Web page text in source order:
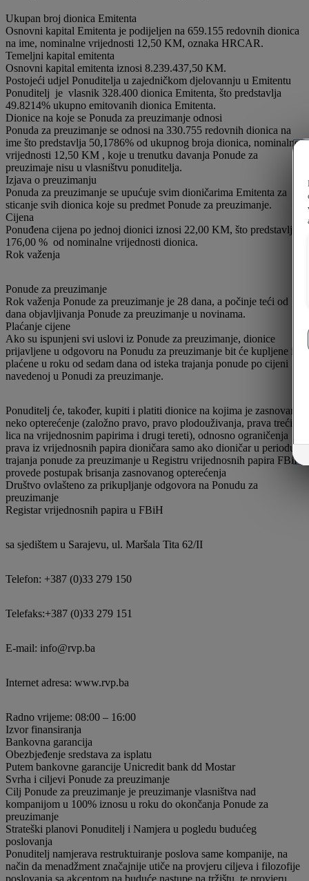
Ukupan broj dionica Emitenta
Osnovni kapital Emitenta je podijeljen na 659.155 redovnih dionica
na ime, nominalne vrijednosti 12,50 KM, oznaka HRCAR.
Temeljni kapital emitenta
Osnovni kapital emitenta iznosi 8.239.437,50 KM.
Postojeći udjel Ponuditelja u zajedničkom djelovannju u Emitentu
Ponuditelj je vlasnik 328.400 dionica Emitenta, što predstavlja
49.8214% ukupno emitovanih dionica Emitenta.
Dionice na koje se Ponuda za preuzimanje odnosi
Ponuda za preuzimanje se odnosi na 330.755 redovnih dionica na
ime što predstavlja 50,1786% od ukupnog broja dionica, nominalne
vrijednosti 12,50 KM , koje u trenutku davanja Ponude za
preuzimaje nisu u vlasništvu ponuditelja.
Izjava o preuzimanju
Ponuda za preuzimanje se upućuje svim dioničarima Emitenta za
sticanje svih dionica koje su predmet Ponude za preuzimanje.
Cijena
Ponuđena cijena po jednoj dionici iznosi 22,00 KM, što predstavlja
176,00 % od nominalne vrijednosti dionica.
Rok važenja
Ponude za preuzimanje
Rok važenja Ponude za preuzimanje je 28 dana, a počinje teći od
dana objavljivanja Ponude za preuzimanje u novinama.
Plaćanje cijene
Ako su ispunjeni svi uslovi iz Ponude za preuzimanje, dionice
prijavljene u odgovoru na Ponudu za preuzimanje bit će kupljene i
plaćene u roku od sedam dana od isteka trajanja ponude po cijeni
navedenoj u Ponudi za preuzimanje.
Ponuditelj će, također, kupiti i platiti dionice na kojima je zasnovano
neko opterećenje (založno pravo, pravo plodouživanja, prava trećih
lica na vrijednosnim papirima i drugi tereti), odnosno ograničenja
prava iz vrijednosnih papira dioničara samo ako dioničar u periodu
trajanja ponude za preuzimanje u Registru vrijednosnih papira FBiH
provede postupak brisanja zasnovanog opterećenja
Društvo ovlašteno za prikupljanje odgovora na Ponudu za
preuzimanje
Registar vrijednosnih papira u FBiH
sa sjedištem u Sarajevu, ul. Maršala Tita 62/II
Telefon: +387 (0)33 279 150
Telefaks:+387 (0)33 279 151
E-mail: info@rvp.ba
Internet adresa: www.rvp.ba
Radno vrijeme: 08:00 – 16:00
Izvor finansiranja
Bankovna garancija
Obezbjeđenje sredstava za isplatu
Putem bankovne garancije Unicredit bank dd Mostar
Svrha i ciljevi Ponude za preuzimanje
Cilj Ponude za preuzimanje je preuzimanje vlasništva nad
kompanijom u 100% iznosu u roku do okončanja Ponude za
preuzimanje
Strateški planovi Ponuditelj i Namjera u pogledu budućeg
poslovanja
Ponuditelj namjerava restruktuiranje poslova same kompanije, na
način da menadžment značajnije utiče na provjeru ciljeva i filozofije
poslovanja sa akcentom na buduće nastupe na tržištu, te provjeru